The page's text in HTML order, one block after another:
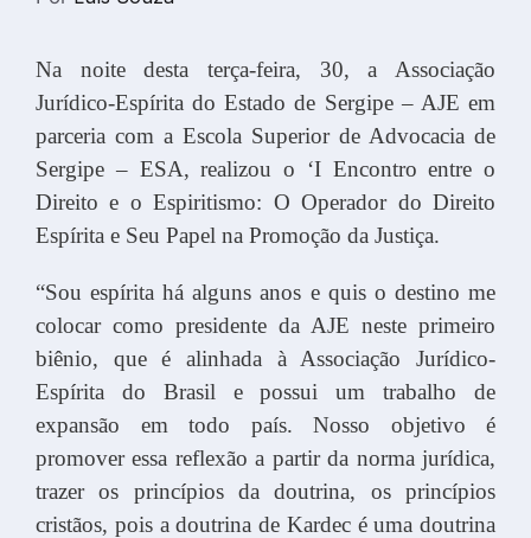
Na noite desta terça-feira, 30, a Associação
Jurídico-Espírita do Estado de Sergipe – AJE em
parceria com a Escola Superior de Advocacia de
Sergipe – ESA, realizou o ‘I Encontro entre o
Direito e o Espiritismo: O Operador do Direito
Espírita e Seu Papel na Promoção da Justiça.
“Sou espírita há alguns anos e quis o destino me
colocar como presidente da AJE neste primeiro
biênio, que é alinhada à Associação Jurídico-
Espírita do Brasil e possui um trabalho de
expansão em todo país. Nosso objetivo é
promover essa reflexão a partir da norma jurídica,
trazer os princípios da doutrina, os princípios
cristãos, pois a doutrina de Kardec é uma doutrina